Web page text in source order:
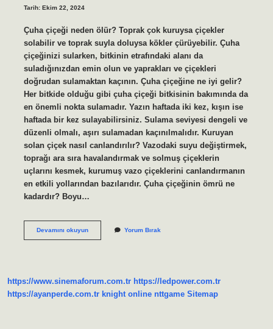
Tarih: Ekim 22, 2024
Çuha çiçeği neden ölür? Toprak çok kuruysa çiçekler
solabilir ve toprak suyla doluysa kökler çürüyebilir. Çuha
çiçeğinizi sularken, bitkinin etrafındaki alanı da
suladığınızdan emin olun ve yaprakları ve çiçekleri
doğrudan sulamaktan kaçının. Çuha çiçeğine ne iyi gelir?
Her bitkide olduğu gibi çuha çiçeği bitkisinin bakımında da
en önemli nokta sulamadır. Yazın haftada iki kez, kışın ise
haftada bir kez sulayabilirsiniz. Sulama seviyesi dengeli ve
düzenli olmalı, aşırı sulamadan kaçınılmalıdır. Kuruyan
solan çiçek nasıl canlandırılır? Vazodaki suyu değiştirmek,
toprağı ara sıra havalandırmak ve solmuş çiçeklerin
uçlarını kesmek, kurumuş vazo çiçeklerini canlandırmanın
en etkili yollarından bazılarıdır. Çuha çiçeğinin ömrü ne
kadardır? Boyu…
Devamını okuyunSolan
Yorum Bırak
https://www.sinemaforum.com.tr https://ledpower.com.tr
https://ayanperde.com.tr knight online nttgame Sitemap